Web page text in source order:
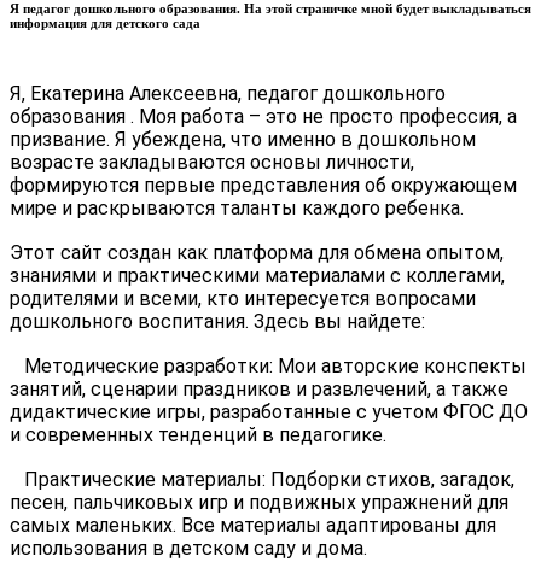
Я педагог дошкольного образования. На этой страничке мной будет выкладываться
информация для детского сада
Я, Екатерина Алексеевна, педагог дошкольного
образования . Моя работа – это не просто профессия, а
призвание. Я убеждена, что именно в дошкольном
возрасте закладываются основы личности,
формируются первые представления об окружающем
мире и раскрываются таланты каждого ребенка.
Этот сайт создан как платформа для обмена опытом,
знаниями и практическими материалами с коллегами,
родителями и всеми, кто интересуется вопросами
дошкольного воспитания. Здесь вы найдете:
Методические разработки: Мои авторские конспекты
занятий, сценарии праздников и развлечений, а также
дидактические игры, разработанные с учетом ФГОС ДО
и современных тенденций в педагогике.
Практические материалы: Подборки стихов, загадок,
песен, пальчиковых игр и подвижных упражнений для
самых маленьких. Все материалы адаптированы для
использования в детском саду и дома.